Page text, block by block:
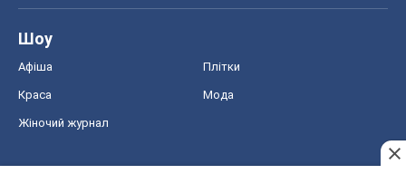
Шоу
Афіша Плітки
Краса Мода
Жіночий журнал